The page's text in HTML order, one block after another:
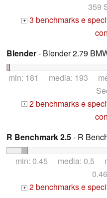
359
+ 3 benchmarks e
Blender- Blender 2.79
min: 181 media: 193
+ 2 benchmarks e
R Benchmark 2.5- R
min: 0.45 media: 0.5
+ 2 benchmarks e